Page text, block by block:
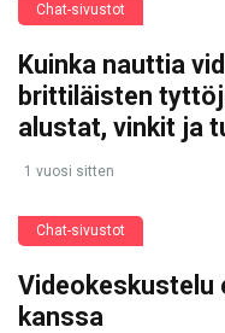
Chat-sivustot
Kuinka nauttia
brittiläisten
alustat, vinkit ja
1 vuosi sitten
Chat-sivustot
kanssa